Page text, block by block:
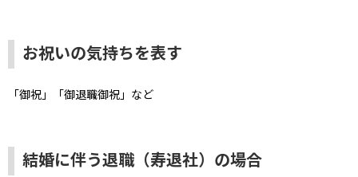
お祝いの気持ちを表す
「御祝」「御退職御祝」など
結婚に伴う退職（寿退社）の場合